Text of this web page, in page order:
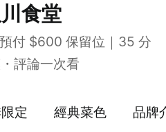
食堂
付 $600 保留位｜35 分
評論一次看
定 經典菜色 品牌